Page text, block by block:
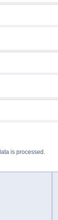
is processed.